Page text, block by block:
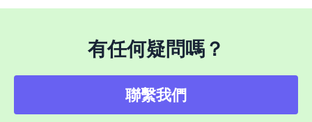
有任何疑問嗎？
聯繫我們